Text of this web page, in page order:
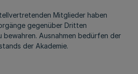
Mitglieder haben
gegenüber Dritten
bewahren. Ausnahmen bedürfen der
der Akademie.